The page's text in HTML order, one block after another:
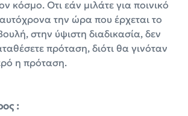
κόσμο. Oτι εάν μιλάτε για ποινικό
την ώρα που έρχεται το
στην ύψιστη διαδικασία, δεν
πρόταση, διότι θα γινόταν
η πρόταση.
: